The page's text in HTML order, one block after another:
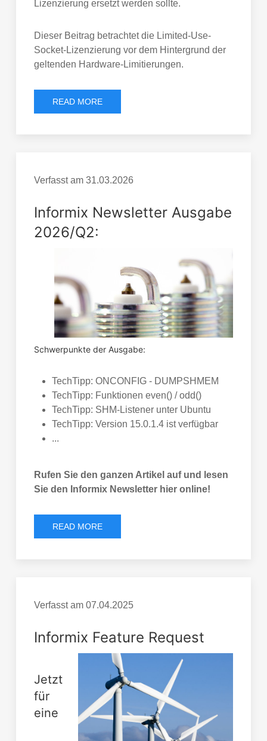
Lizenzierung ersetzt werden sollte.
Dieser Beitrag betrachtet die Limited-Use-
Socket-Lizenzierung vor dem Hintergrund der
geltenden Hardware-Limitierungen.
READ MORE
Verfasst am 31.03.2026
Informix Newsletter Ausgabe
2026/Q2:
Schwerpunkte der Ausgabe:
TechTipp: ONCONFIG - DUMPSHMEM
TechTipp: Funktionen even() / odd()
TechTipp: SHM-Listener unter Ubuntu
TechTipp: Version 15.0.1.4 ist verfügbar
...
Rufen Sie den ganzen Artikel auf und lesen
Sie den Informix Newsletter hier online!
READ MORE
Verfasst am 07.04.2025
Informix Feature Request
Jetzt
für
eine